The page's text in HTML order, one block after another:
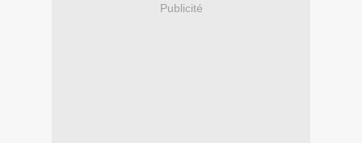
Publicité